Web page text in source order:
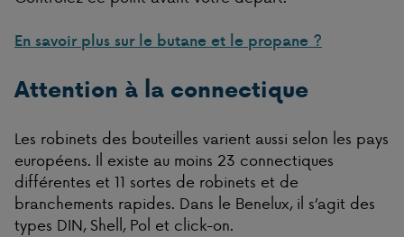
En savoir plus sur le butane et le propane ?
Attention à la connectique
Les robinets des bouteilles varient aussi selon les pays
européens. Il existe au moins 23 connectiques
différentes et 11 sortes de robinets et de
branchements rapides. Dans le Benelux, il s’agit des
types DIN, Shell, Pol et click-on.